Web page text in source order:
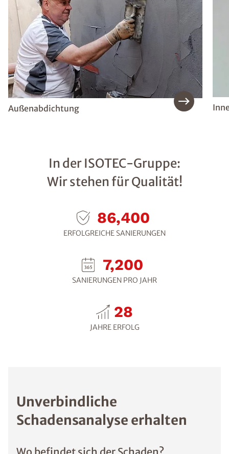
Außenabdichtung
In der ISOTEC-Gruppe:
Wir stehen für Qualität!
110,400
ERFOLGREICHE SANIERUNGEN
9,200
SANIERUNGEN PRO JAHR
30
JAHRE ERFOLG
Unverbindliche
Schadensanalyse erhalten